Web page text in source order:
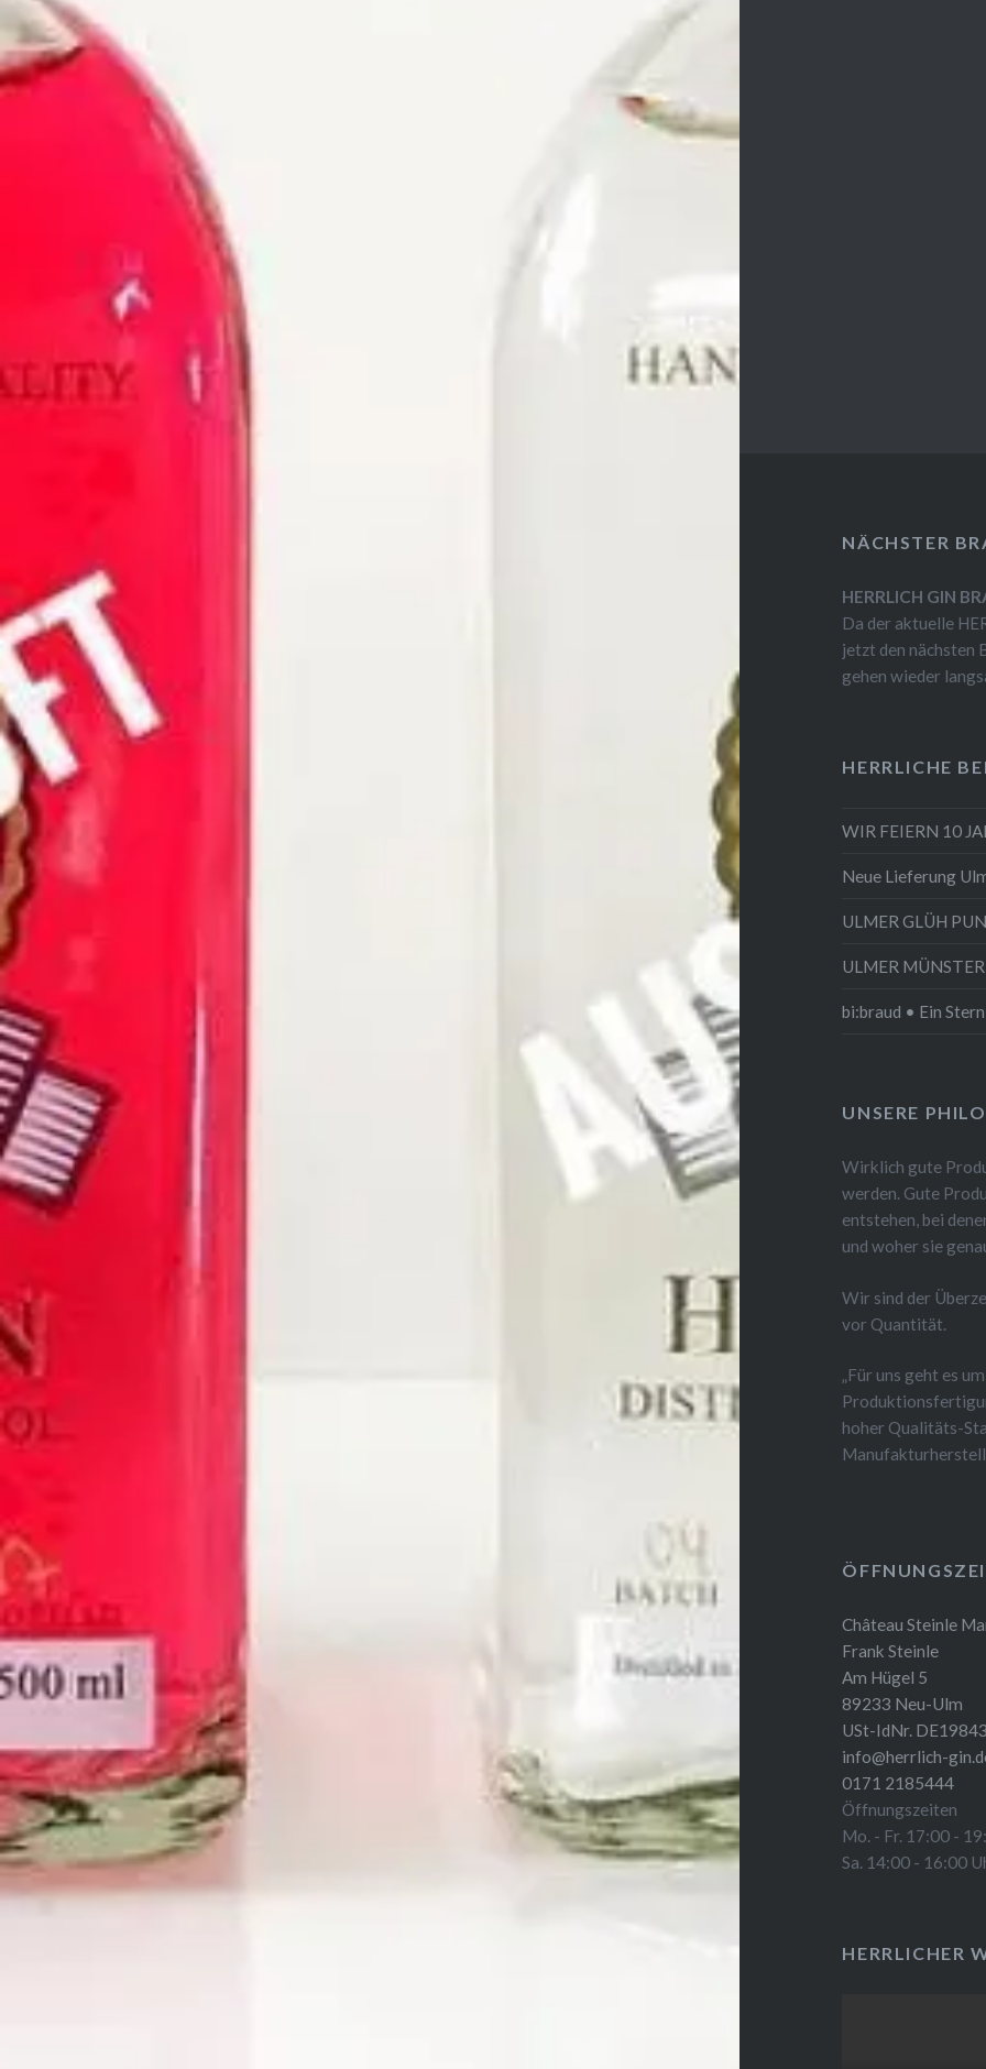
NÄCHSTER
HERRLICH GIN
Da der aktuelle
jetzt den nächsten
gehen wieder
HERRLICHE
WIR FEIERN 10
Neue Lieferung
ULMER GLÜH
ULMER
bi:braud • Ein
UNSERE
Wirklich gute
werden. Gute
entstehen, bei
und woher sie
Wir sind der
vor Quantität.
„Für uns geht es
hoher Qualitäts-
Château Steinle
Frank Steinle
Am Hügel 5
89233 Neu-Ulm
USt-IdNr.
info@herrlich-
0171 2185444
Öffnungszeiten
Mo. - Fr. 17:00 -
Sa. 14:00 - 16:00
HERRLICHER